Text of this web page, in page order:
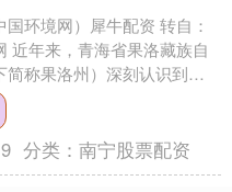
国环境网）犀牛配资 转自：
近年来，青海省果洛藏族自
简称果洛州）深刻认识到全
对于保护三江源核心区生
重要性，....
分类：南宁股票配资